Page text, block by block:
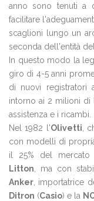
anno sono tenuti a
facilitare
scaglioni lungo un
seconda dell'entità
In questo modo la
giro di 4-5 anni
di nuovi registratori
intorno ai 2 milioni di
assistenza e i ricambi.
Nel 1982 l'Olivetti ,
con modelli di
il 25% del mercato
Litton , ma con
Anker , importatrice
Ditron (Casio) e la